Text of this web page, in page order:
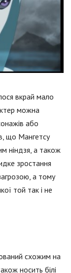
вкрай мало
можна
або
що Мангетсу
ніндзя, а також
зростання
а тому
той так і не
схожим на
носить білі